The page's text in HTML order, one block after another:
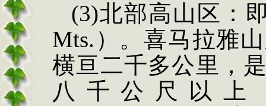
(3)北部高山区：
Mts. ）。喜马拉雅
横亘二千多公里，
八千公尺以